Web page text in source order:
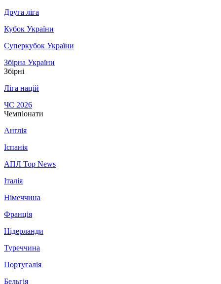
Друга ліга
Кубок України
Суперкубок України
Збірна України
Збірні
Ліга націй
ЧС 2026
Чемпіонати
Англія
Іспанія
АПЛ Top News
Італія
Німеччина
Франція
Нідерланди
Туреччина
Португалія
Бельгія